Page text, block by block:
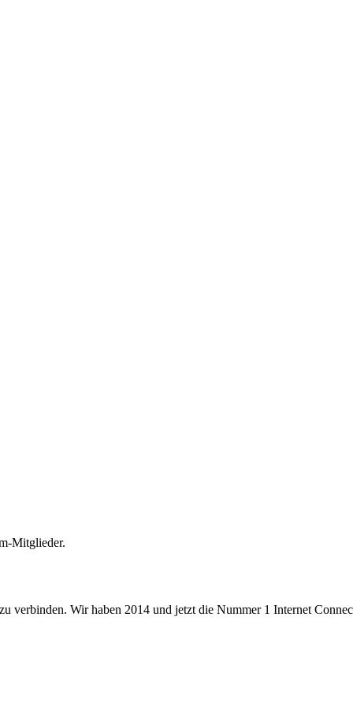
Mitglieder.
verbinden. Wir haben 2014 und jetzt die Nummer 1 Internet